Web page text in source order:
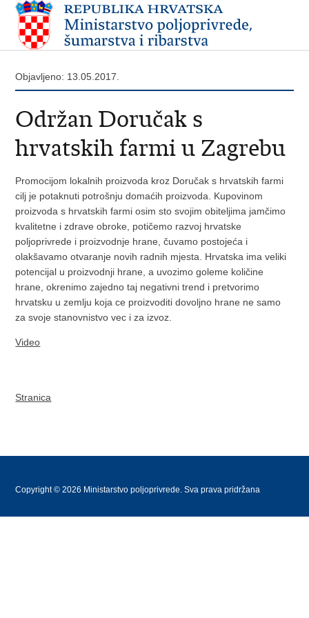
Objavljeno: 13.05.2017.
Održan Doručak s
hrvatskih farmi u Zagrebu
Promocijom lokalnih proizvoda kroz Doručak s hrvatskih farmi
cilj je potaknuti potrošnju domaćih proizvoda. Kupovinom
proizvoda s hrvatskih farmi osim sto svojim obiteljima jamčimo
kvalitetne i zdrave obroke, potičemo razvoj hrvatske
poljoprivrede i proizvodnje hrane, čuvamo postojeća i
olakšavamo otvaranje novih radnih mjesta. Hrvatska ima veliki
potencijal u proizvodnji hrane, a uvozimo goleme količine
hrane, okrenimo zajedno taj negativni trend i pretvorimo
hrvatsku u zemlju koja ce proizvoditi dovoljno hrane ne samo
za svoje stanovnistvo vec i za izvoz.
Video
Stranica
Copyright © 2026 Ministarstvo poljoprivrede. Sva prava pridržana